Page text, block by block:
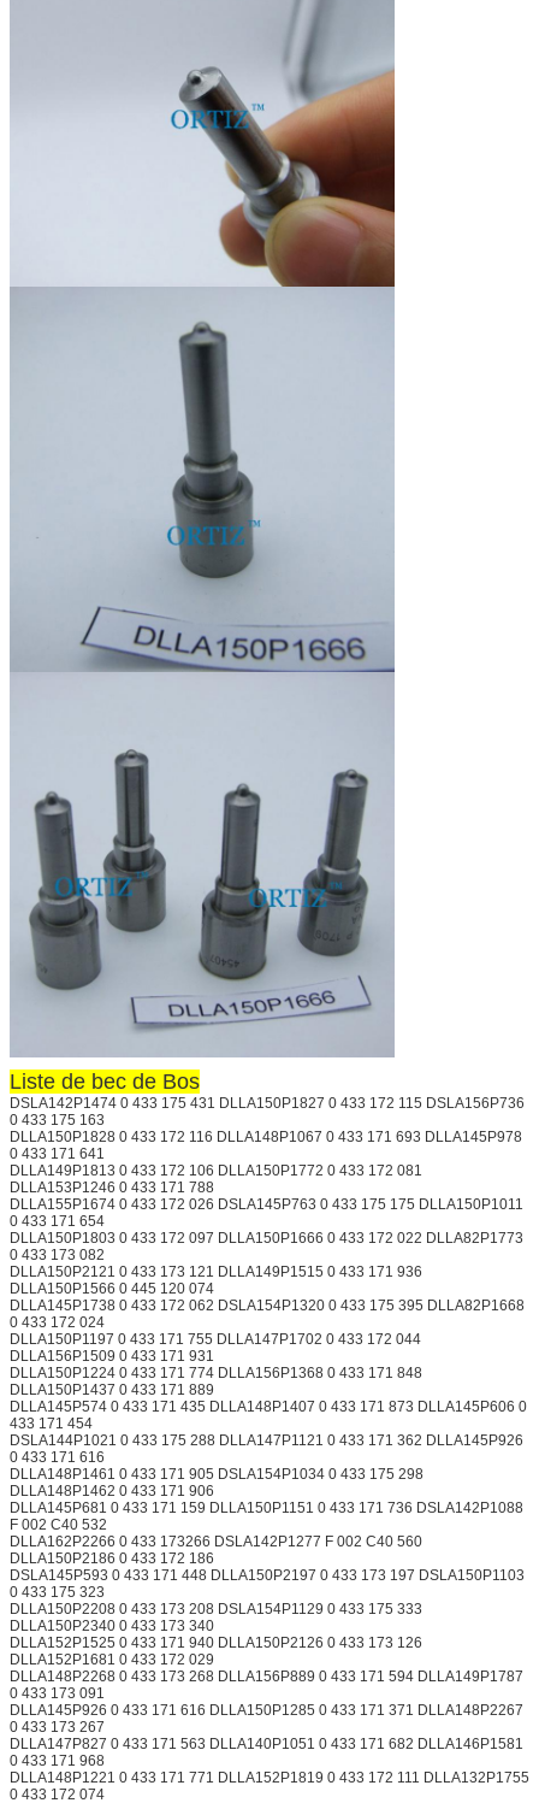
Liste de bec de Bos
DSLA142P1474 0 433 175 431 DLLA150P1827 0 433 172 115 DSLA156P736
0 433 175 163
DLLA150P1828 0 433 172 116 DLLA148P1067 0 433 171 693 DLLA145P978
0 433 171 641
DLLA149P1813 0 433 172 106 DLLA150P1772 0 433 172 081
DLLA153P1246 0 433 171 788
DLLA155P1674 0 433 172 026 DSLA145P763 0 433 175 175 DLLA150P1011
0 433 171 654
DLLA150P1803 0 433 172 097 DLLA150P1666 0 433 172 022 DLLA82P1773
0 433 173 082
DLLA150P2121 0 433 173 121 DLLA149P1515 0 433 171 936
DLLA150P1566 0 445 120 074
DLLA145P1738 0 433 172 062 DSLA154P1320 0 433 175 395 DLLA82P1668
0 433 172 024
DLLA150P1197 0 433 171 755 DLLA147P1702 0 433 172 044
DLLA156P1509 0 433 171 931
DLLA150P1224 0 433 171 774 DLLA156P1368 0 433 171 848
DLLA150P1437 0 433 171 889
DLLA145P574 0 433 171 435 DLLA148P1407 0 433 171 873 DLLA145P606 0
433 171 454
DSLA144P1021 0 433 175 288 DLLA147P1121 0 433 171 362 DLLA145P926
0 433 171 616
DLLA148P1461 0 433 171 905 DSLA154P1034 0 433 175 298
DLLA148P1462 0 433 171 906
DLLA145P681 0 433 171 159 DLLA150P1151 0 433 171 736 DSLA142P1088
F 002 C40 532
DLLA162P2266 0 433 173266 DSLA142P1277 F 002 C40 560
DLLA150P2186 0 433 172 186
DSLA145P593 0 433 171 448 DLLA150P2197 0 433 173 197 DSLA150P1103
0 433 175 323
DLLA150P2208 0 433 173 208 DSLA154P1129 0 433 175 333
DLLA150P2340 0 433 173 340
DLLA152P1525 0 433 171 940 DLLA150P2126 0 433 173 126
DLLA152P1681 0 433 172 029
DLLA148P2268 0 433 173 268 DLLA156P889 0 433 171 594 DLLA149P1787
0 433 173 091
DLLA145P926 0 433 171 616 DLLA150P1285 0 433 171 371 DLLA148P2267
0 433 173 267
DLLA147P827 0 433 171 563 DLLA140P1051 0 433 171 682 DLLA146P1581
0 433 171 968
DLLA148P1221 0 433 171 771 DLLA152P1819 0 433 172 111 DLLA132P1755
0 433 172 074